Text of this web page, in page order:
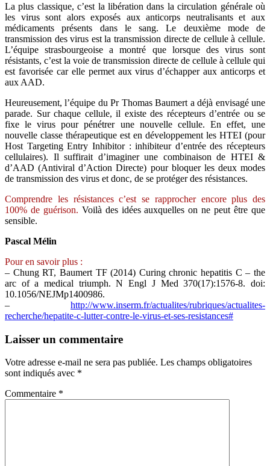
La plus classique, c’est la libération dans la circulation générale où
les virus sont alors exposés aux anticorps neutralisants et aux
médicaments présents dans le sang. Le deuxième mode de
transmission des virus est la transmission directe de cellule à cellule.
L’équipe strasbourgeoise a montré que lorsque des virus sont
résistants, c’est la voie de transmission directe de cellule à cellule qui
est favorisée car elle permet aux virus d’échapper aux anticorps et
aux AAD.
Heureusement, l’équipe du Pr Thomas Baumert a déjà envisagé une
parade. Sur chaque cellule, il existe des récepteurs d’entrée ou se
fixe le virus pour pénétrer une nouvelle cellule. En effet, une
nouvelle classe thérapeutique est en développement les HTEI (pour
Host Targeting Entry Inhibitor : inhibiteur d’entrée des récepteurs
cellulaires). Il suffirait d’imaginer une combinaison de HTEI &
d’AAD (Antiviral d’Action Directe) pour bloquer les deux modes
de transmission des virus et donc, de se protéger des résistances.
Comprendre les résistances c’est se rapprocher encore plus des
100% de guérison. Voilà des idées auxquelles on ne peut être que
sensible.
Pascal Mélin
Pour en savoir plus :
– Chung RT, Baumert TF (2014) Curing chronic hepatitis C – the
arc of a medical triumph. N Engl J Med 370(17):1576-8. doi:
10.1056/NEJMp1400986.
– http://www.inserm.fr/actualites/rubriques/actualites-
recherche/hepatite-c-lutter-contre-le-virus-et-ses-resistances#
Laisser un commentaire
Votre adresse e-mail ne sera pas publiée. Les champs obligatoires
sont indiqués avec *
Commentaire *